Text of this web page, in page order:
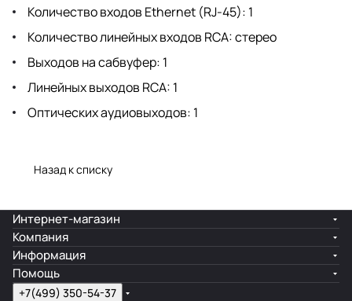
Количество входов Ethernet (RJ-45): 1
Количество линейных входов RCA: стерео
Выходов на сабвуфер: 1
Линейных выходов RCA: 1
Оптических аудиовыходов: 1
Назад к списку
Интернет-магазин
Компания
Информация
Помощь
+7(499) 350-54-37